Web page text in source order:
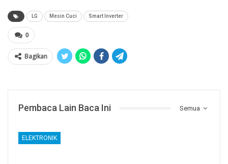
LG Mesin Cuci Smart Inverter
0
Bagikan
Semua
Pembaca Lain Baca Ini
ELEKTRONIK